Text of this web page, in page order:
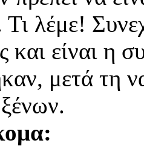
λέμε!
και είναι η
μετά τη